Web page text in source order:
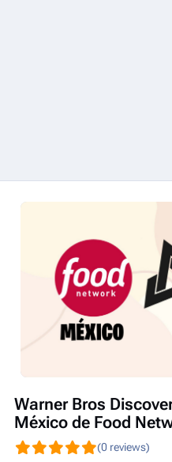
Warner Bros
México de Food
(0 reviews)